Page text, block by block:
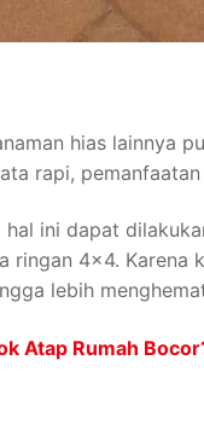
hias lainnya
rapi,
ini dapat
4×4. Karena
lebih
Atap Rumah